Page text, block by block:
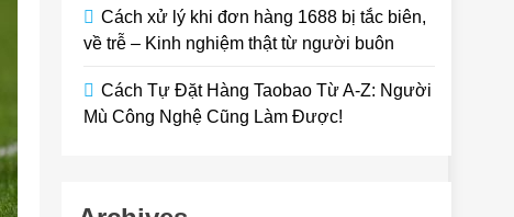
Cách xử lý khi đơn hàng 1688 bị tắc biên,
về trễ – Kinh nghiệm thật từ người buôn
Cách Tự Đặt Hàng Taobao Từ A-Z: Người
Mù Công Nghệ Cũng Làm Được!